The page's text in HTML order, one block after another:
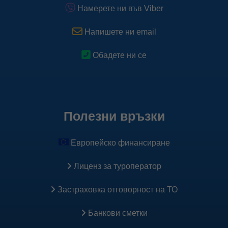
спомагат за коректно таргетиране на нашата реклама.
Намерете ни във Viber
Напишете ни email
Обадете ни се
Полезни връзки
Европейско финансиране
Лиценз за туроператор
Застраховка oтговорност на ТО
Банкови сметки